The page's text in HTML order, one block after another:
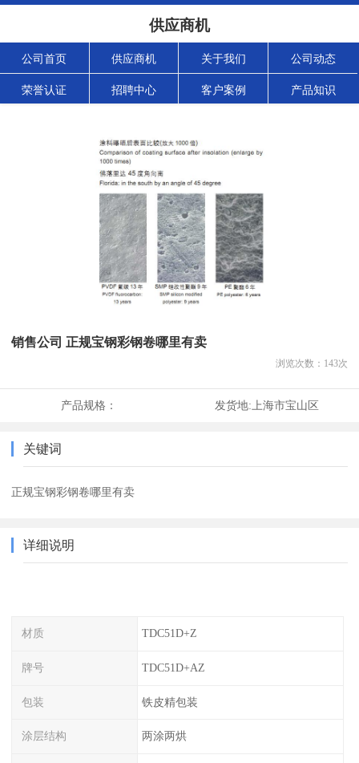
供应商机
公司首页 供应商机 关于我们 公司动态
荣誉认证 招聘中心 客户案例 产品知识
销售公司 正规宝钢彩钢卷哪里有卖
浏览次数： 143次
产品规格： 发货地: 上海市宝山区
关键词
正规宝钢彩钢卷哪里有卖
详细说明
材质 TDC51D+Z
牌号 TDC51D+AZ
包装 铁皮精包装
涂层结构 两涂两烘